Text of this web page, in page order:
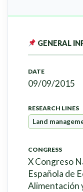
GENERAL
DATE
09/09/2015
RESEARCH LINES
Land
CONGRESS
X Congreso
Española de
Alimentación